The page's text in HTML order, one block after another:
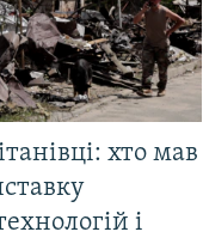
хто мав
і